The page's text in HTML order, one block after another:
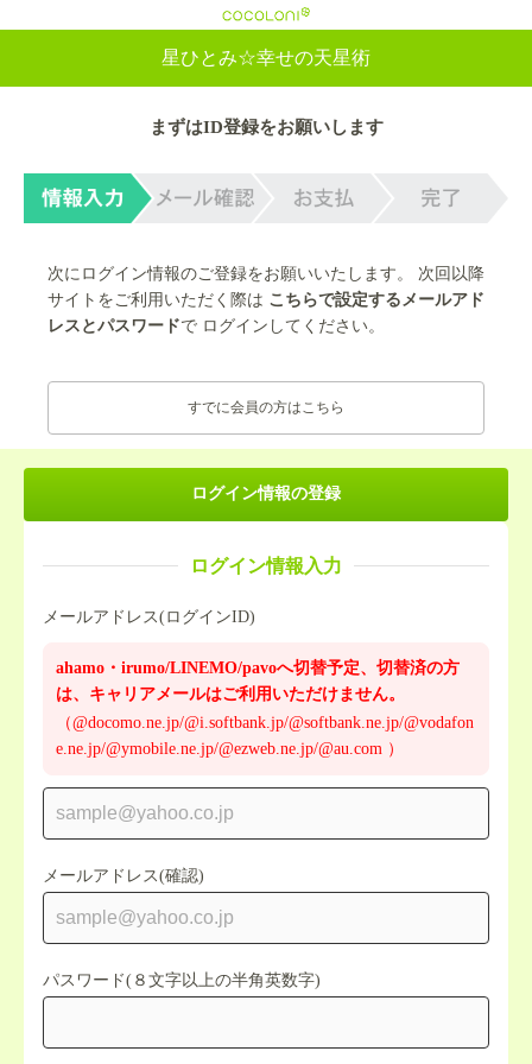
星ひとみ☆幸せの天星術
まずはID登録をお願いします
次にログイン情報のご登録をお願いいたします。 次回以降
サイトをご利用いただく際は こちらで設定するメールアド
レスとパスワードで ログインしてください。
すでに会員の方はこちら
ログイン情報の登録
ログイン情報入力
メールアドレス(ログインID)
ahamo・irumo/LINEMO/pavoへ切替予定、切替済の方
は、キャリアメールはご利用いただけません。
（@docomo.ne.jp/@i.softbank.jp/@softbank.ne.jp/@vodafon
e.ne.jp/@ymobile.ne.jp/@ezweb.ne.jp/@au.com ）
メールアドレス(確認)
パスワード(８文字以上の半角英数字)